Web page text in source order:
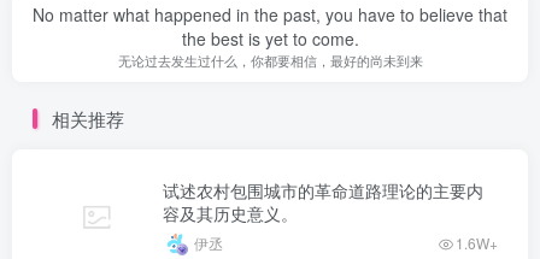
No matter what happened in the past, you have to believe that
the best is yet to come.
无论过去发生过什么，你都要相信，最好的尚未到来
相关推荐
试述农村包围城市的革命道路理论的主要内
容及其历史意义。
伊丞 1.6W+